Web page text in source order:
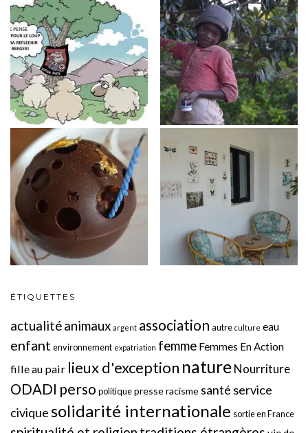
ÉTIQUETTES
actualitéanimaux argent association autre culture eau
enfant environnement expatriation femme Femmes En Action
fille au pair lieux d'exception natureNourriture
ODADI perso politiquepresseracisme santé service
civiquesolidarité internationale sortie en France